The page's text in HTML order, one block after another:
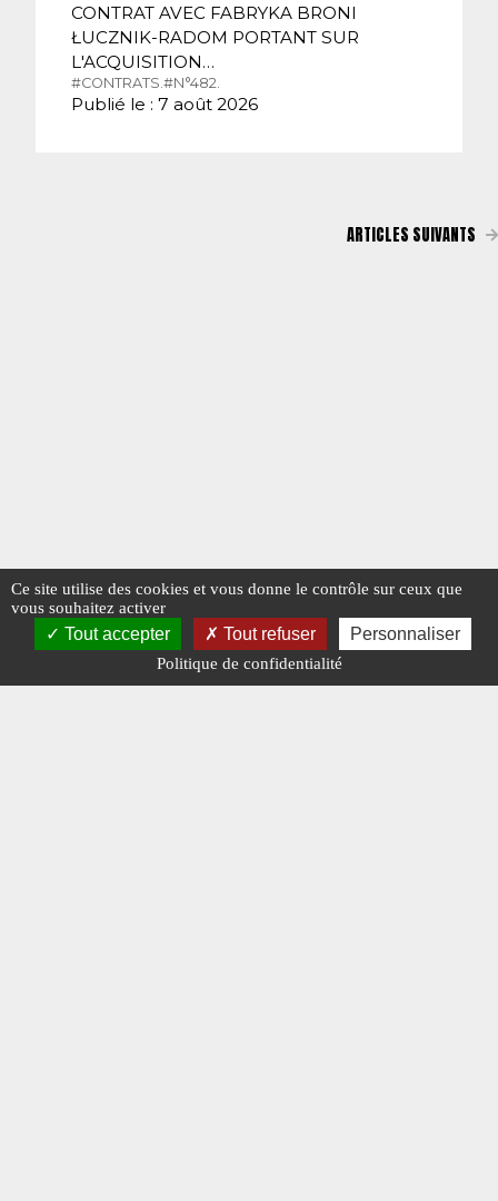
CONTRAT AVEC FABRYKA BRONI
ŁUCZNIK-RADOM PORTANT SUR
L'ACQUISITION…
#CONTRATS. #N°482.
Publié le : 7 août 2026
ARTICLES SUIVANTS
Ce site utilise des cookies et vous donne le contrôle sur ceux que
vous souhaitez activer
Tout accepter Tout refuser Personnaliser
Politique de confidentialité